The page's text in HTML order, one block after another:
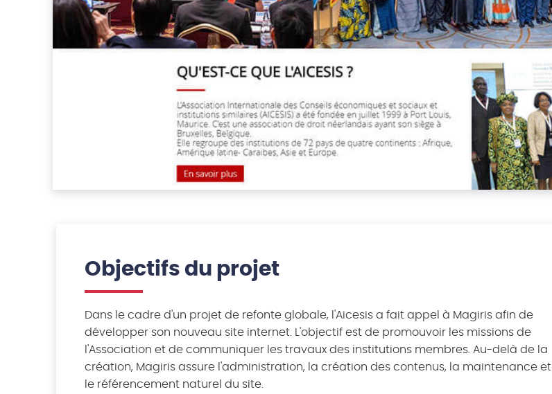
Objectifs du projet
Dans le cadre d'un projet de refonte globale, l'Aicesis a fait appel à Magiris afin de
développer son nouveau site internet. L'objectif est de promouvoir les missions de
l'Association et de communiquer les travaux des institutions membres. Au-delà de la
création, Magiris assure l'administration, la création des contenus, la maintenance et
le référencement naturel du site.